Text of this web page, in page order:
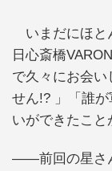
いまだにほと
日心斎橋
で久々にお会い
せん!? 」「誰
いができたこと
——前回の星さ